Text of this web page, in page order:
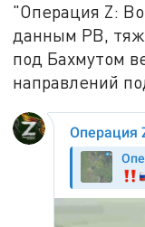
"Операция Z:
данным РВ,
под Бахмутом
направлений